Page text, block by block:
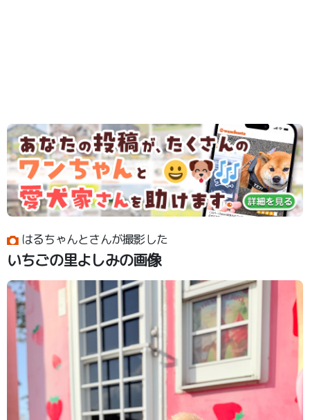
はるちゃんとさんが撮影した
いちごの里よしみの画像